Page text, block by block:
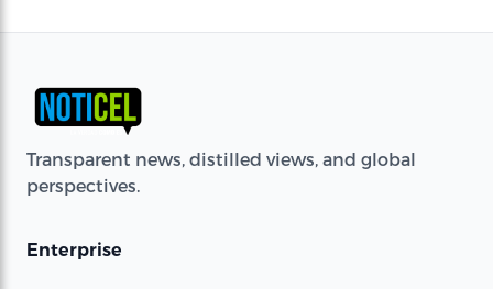
Transparent news, distilled views, and global
perspectives.
Enterprise